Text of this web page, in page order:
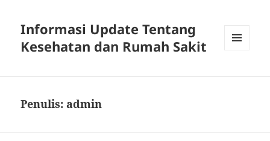
Informasi Update Tentang
Kesehatan dan Rumah Sakit
Penulis: admin